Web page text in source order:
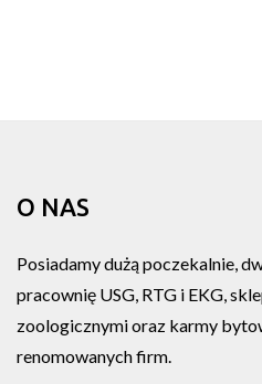
O NAS
Posiadamy dużą poczekalnie,
pracownię USG, RTG i EKG,
zoologicznymi oraz karmy
renomowanych firm.